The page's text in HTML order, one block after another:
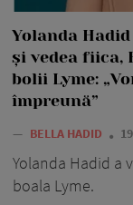
Yolanda
și vedea fiica,
bolii Lyme:
împreună”
— BELLA HADID
Yolanda Hadid a
boala Lyme.